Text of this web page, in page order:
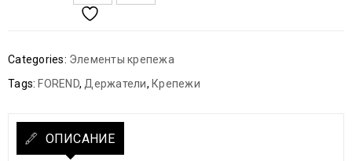
Categories: Элементы крепежа
Tags: FOREND, Держатели, Крепежи
ОПИСАНИЕ